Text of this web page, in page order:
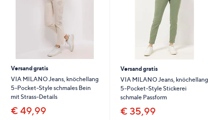
Versand gratis
VIA MILANO Jeans, knöchellang
5-Pocket-Style schmales Bein
mit Strass-Details
€ 49,99
Versand gratis
VIA MILANO Jeans, knöchellang
5-Pocket-Style Stickerei
schmale Passform
€ 35,99